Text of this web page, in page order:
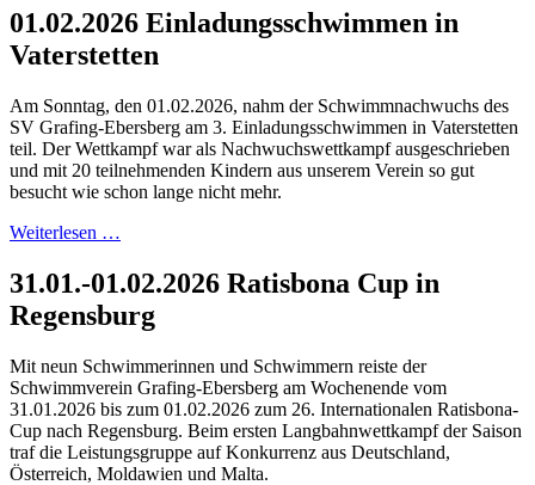
01.02.2026 Einladungsschwimmen in
Vaterstetten
Am Sonntag, den 01.02.2026, nahm der Schwimmnachwuchs des
SV Grafing-Ebersberg am 3. Einladungsschwimmen in Vaterstetten
teil. Der Wettkampf war als Nachwuchswettkampf ausgeschrieben
und mit 20 teilnehmenden Kindern aus unserem Verein so gut
besucht wie schon lange nicht mehr.
Weiterlesen …
31.01.-01.02.2026 Ratisbona Cup in
Regensburg
Mit neun Schwimmerinnen und Schwimmern reiste der
Schwimmverein Grafing-Ebersberg am Wochenende vom
31.01.2026 bis zum 01.02.2026 zum 26. Internationalen Ratisbona-
Cup nach Regensburg. Beim ersten Langbahnwettkampf der Saison
traf die Leistungsgruppe auf Konkurrenz aus Deutschland,
Österreich, Moldawien und Malta.